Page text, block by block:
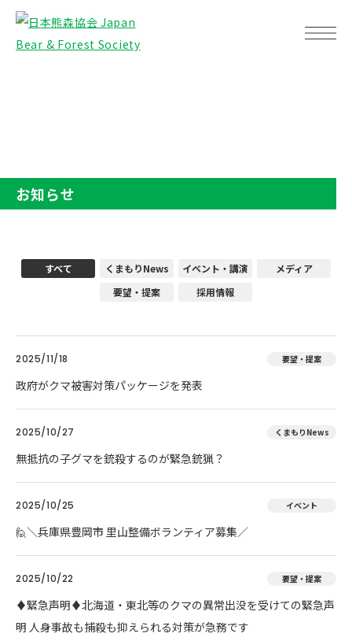
お知らせ
すべて くまもりNews イベント・講演
メディア
要望・提案
採用情報
2025/11/18 要望・提案
政府がクマ被害対策パッケージを発表
2025/10/27 くまもりNews
無抵抗の子グマを銃殺するのが緊急銃猟？
2025/10/25 イベント
🙋＼兵庫県豊岡市 里山整備ボランティア募集／
2025/10/22 要望・提案
♦️緊急声明♦️北海道・東北等のクマの異常出没を受けての緊急声
明 人身事故も捕殺も抑えられる対策が急務です